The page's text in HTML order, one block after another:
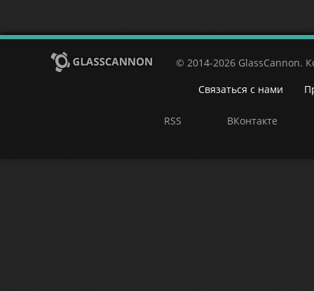
© 2014-2026 GlassCannon.
Связаться с нами
RSS ВКонтакте